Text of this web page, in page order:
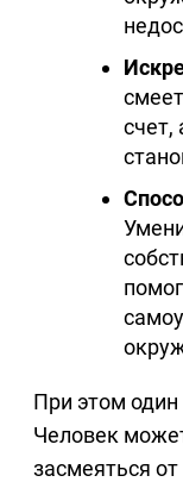
При этом один
Человек
засмеяться